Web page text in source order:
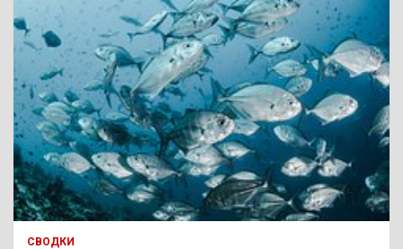
СВОДКИ